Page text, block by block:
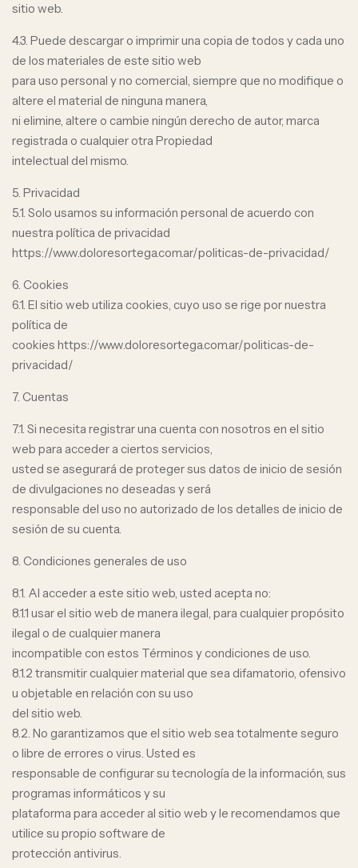
sitio web.
4.3. Puede descargar o imprimir una copia de todos y cada uno
de los materiales de este sitio web
para uso personal y no comercial, siempre que no modifique o
altere el material de ninguna manera,
ni elimine, altere o cambie ningún derecho de autor, marca
registrada o cualquier otra Propiedad
intelectual del mismo.
5. Privacidad
5.1. Solo usamos su información personal de acuerdo con
nuestra política de privacidad
https://www.doloresortega.com.ar/politicas-de-privacidad/
6. Cookies
6.1. El sitio web utiliza cookies, cuyo uso se rige por nuestra
política de
cookies https://www.doloresortega.com.ar/politicas-de-
privacidad/
7. Cuentas
7.1. Si necesita registrar una cuenta con nosotros en el sitio
web para acceder a ciertos servicios,
usted se asegurará de proteger sus datos de inicio de sesión
de divulgaciones no deseadas y será
responsable del uso no autorizado de los detalles de inicio de
sesión de su cuenta.
8. Condiciones generales de uso
8.1. Al acceder a este sitio web, usted acepta no:
8.1.1 usar el sitio web de manera ilegal, para cualquier propósito
ilegal o de cualquier manera
incompatible con estos Términos y condiciones de uso.
8.1.2 transmitir cualquier material que sea difamatorio, ofensivo
u objetable en relación con su uso
del sitio web.
8.2. No garantizamos que el sitio web sea totalmente seguro
o libre de errores o virus. Usted es
responsable de configurar su tecnología de la información, sus
programas informáticos y su
plataforma para acceder al sitio web y le recomendamos que
utilice su propio software de
protección antivirus.